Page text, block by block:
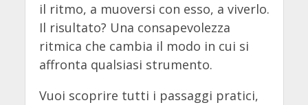
il ritmo, a muoversi con esso, a viverlo.
Il risultato? Una consapevolezza
ritmica che cambia il modo in cui si
affronta qualsiasi strumento.
Vuoi scoprire tutti i passaggi pratici,